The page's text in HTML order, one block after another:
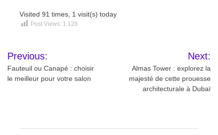
Visited 91 times, 1 visit(s) today
Post Views: 1 128
Navigation
de
Previous:
Fauteuil ou Canapé : choisir
le meilleur pour votre salon
Next:
Almas Tower : explorez la
majesté de cette prouesse
architecturale à Dubaï